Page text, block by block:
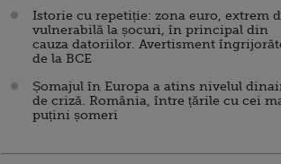
Istorie cu repetiție: zona euro, extrem
vulnerabilă la șocuri, în principal din
cauza datoriilor. Avertisment
de la BCE
Șomajul în Europa a atins nivelul
de criză. România, între țările cu cei
puțini șomeri